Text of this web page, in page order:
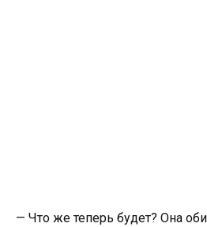
— Что же теперь будет? Она